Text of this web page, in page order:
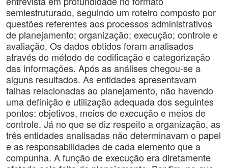
semiestruturado, seguindo um roteiro composto por
questões referentes aos processos administrativos
de planejamento; organização; execução; controle e
avaliação. Os dados obtidos foram analisados
através do método de codificação e categorização
das informações. Após as análises chegou-se a
alguns resultados. As entidades apresentavam
falhas relacionadas ao planejamento, não havendo
uma definição e utilização adequada dos seguintes
pontos: objetivos, meios de execução e meios de
controle. Já no que se diz respeito a organização, as
três entidades analisadas não determinavam o papel
e as responsabilidades de cada elemento que a
compunha. A função de execução era diretamente